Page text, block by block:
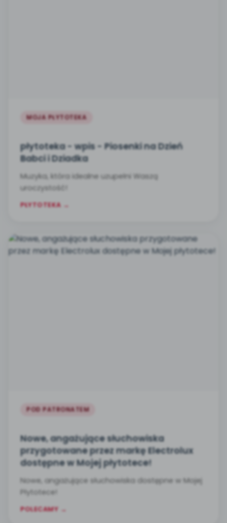
MOJA PŁYTOTEKA
płytoteka - wpis - Piosenki na Dzień
Babci i Dziadka
Muzyka, która idealne uzupełni Waszą
uroczystość!
PŁYTOTEKA →
POD PATRONATEM
Nowe, angażujące słuchowiska
przygotowane przez markę Electrolux
dostępne w Mojej płytotece!
Nowe, angażujące słuchowiska dostępne w Mojej
Płytotece!
POLECAMY →